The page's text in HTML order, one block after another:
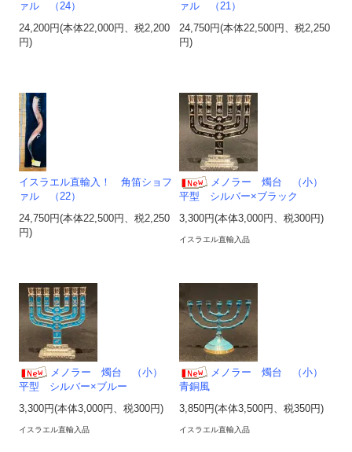
ァル （24）
24,200円(本体22,000円、税2,200
円)
ァル （21）
24,750円(本体22,500円、税2,250
円)
イスラエル直輸入！ 角笛ショフ
ァル （22）
24,750円(本体22,500円、税2,250
円)
メノラー 燭台 （小）
平型 シルバー×ブラック
3,300円(本体3,000円、税300円)
イスラエル直輸入品
メノラー 燭台 （小）
平型 シルバー×ブルー
3,300円(本体3,000円、税300円)
イスラエル直輸入品
メノラー 燭台 （小）
青銅風
3,850円(本体3,500円、税350円)
イスラエル直輸入品